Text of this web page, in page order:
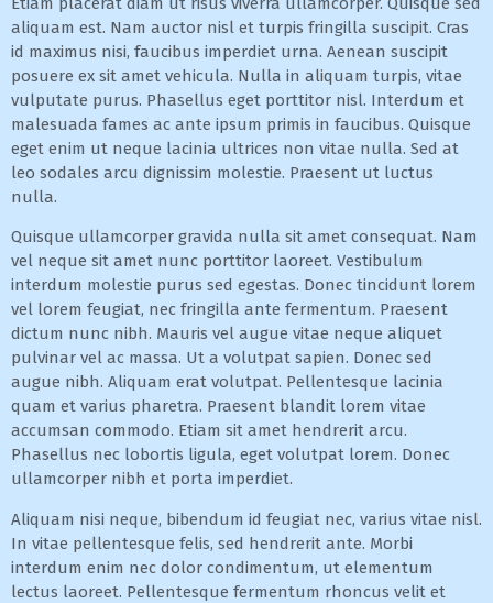
aliquam est. Nam auctor nisl et turpis fringilla suscipit. Cras
id maximus nisi, faucibus imperdiet urna. Aenean suscipit
posuere ex sit amet vehicula. Nulla in aliquam turpis, vitae
vulputate purus. Phasellus eget porttitor nisl. Interdum et
malesuada fames ac ante ipsum primis in faucibus. Quisque
eget enim ut neque lacinia ultrices non vitae nulla. Sed at
leo sodales arcu dignissim molestie. Praesent ut luctus
nulla.
Quisque ullamcorper gravida nulla sit amet consequat. Nam
vel neque sit amet nunc porttitor laoreet. Vestibulum
interdum molestie purus sed egestas. Donec tincidunt lorem
vel lorem feugiat, nec fringilla ante fermentum. Praesent
dictum nunc nibh. Mauris vel augue vitae neque aliquet
pulvinar vel ac massa. Ut a volutpat sapien. Donec sed
augue nibh. Aliquam erat volutpat. Pellentesque lacinia
quam et varius pharetra. Praesent blandit lorem vitae
accumsan commodo. Etiam sit amet hendrerit arcu.
Phasellus nec lobortis ligula, eget volutpat lorem. Donec
ullamcorper nibh et porta imperdiet.
Aliquam nisi neque, bibendum id feugiat nec, varius vitae nisl.
In vitae pellentesque felis, sed hendrerit ante. Morbi
interdum enim nec dolor condimentum, ut elementum
lectus laoreet. Pellentesque fermentum rhoncus velit et